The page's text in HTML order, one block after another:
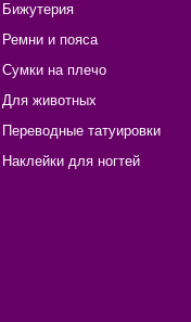
Бижутерия
Ремни и пояса
Сумки на плечо
Для животных
Переводные татуировки
Наклейки для ногтей